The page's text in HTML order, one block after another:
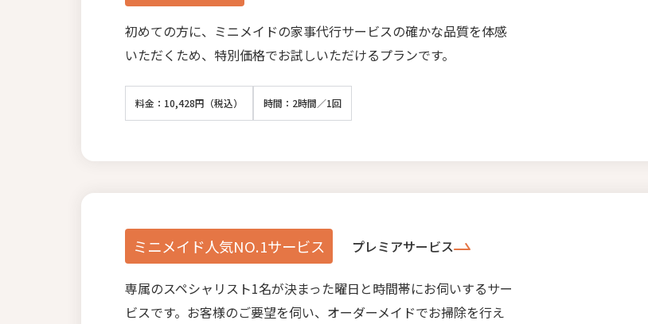
初めての方に、ミニメイドの家事代行サービスの確かな品質を体感
いただくため、特別価格でお試しいただけるプランです。
料金：10,428円（税込） 時間：2時間／1回
ミニメイド人気NO.1サービス プレミアサービス
専属のスペシャリスト1名が決まった曜日と時間帯にお伺いするサー
ビスです。お客様のご要望を伺い、オーダーメイドでお掃除を行え